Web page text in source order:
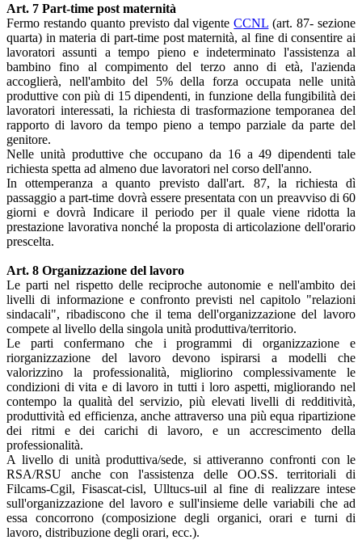
Art. 7 Part-time post maternità
Fermo restando quanto previsto dal vigenteCCNL (art. 87- sezione
quarta) in materia di part-time post maternità, al fine di consentire ai
lavoratori assunti a tempo pieno e indeterminato l'assistenza al
bambino fino al compimento del terzo anno di età, l'azienda
accoglierà, nell'ambito del 5% della forza occupata nelle unità
produttive con più di 15 dipendenti, in funzione della fungibilità dei
lavoratori interessati, la richiesta di trasformazione temporanea del
rapporto di lavoro da tempo pieno a tempo parziale da parte del
genitore.
Nelle unità produttive che occupano da 16 a 49 dipendenti tale
richiesta spetta ad almeno due lavoratori nel corso dell'anno.
In ottemperanza a quanto previsto dall'art. 87, la richiesta dì
passaggio a part-time dovrà essere presentata con un preavviso di 60
giorni e dovrà Indicare il periodo per il quale viene ridotta la
prestazione lavorativa nonché la proposta di articolazione dell'orario
prescelta.
Art. 8 Organizzazione del lavoro
Le parti nel rispetto delle reciproche autonomie e nell'ambito dei
livelli di informazione e confronto previsti nel capitolo "relazioni
sindacali", ribadiscono che il tema dell'organizzazione del lavoro
compete al livello della singola unità produttiva/territorio.
Le parti confermano che i programmi di organizzazione e
riorganizzazione del lavoro devono ispirarsi a modelli che
valorizzino la professionalità, migliorino complessivamente le
condizioni di vita e di lavoro in tutti i loro aspetti, migliorando nel
contempo la qualità del servizio, più elevati livelli di redditività,
produttività ed efficienza, anche attraverso una più equa ripartizione
dei ritmi e dei carichi di lavoro, e un accrescimento della
professionalità.
A livello di unità produttiva/sede, si attiveranno confronti con le
RSA/RSU anche con l'assistenza delle OO.SS. territoriali di
Filcams-Cgil, Fisascat-cisl, Ulltucs-uil al fine di realizzare intese
sull'organizzazione del lavoro e sull'insieme delle variabili che ad
essa concorrono (composizione degli organici, orari e turni di
lavoro, distribuzione degli orari, ecc.).